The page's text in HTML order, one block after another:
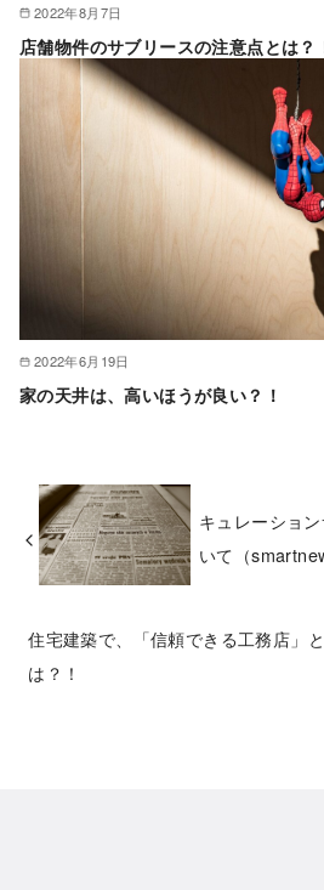
2022年8月7日
店舗物件のサブリースの注意点とは？
2022年6月19日
家の天井は、高いほうが良い？！
キュレーショ
いて（
住宅建築で、「信頼できる工務店」と
は？！